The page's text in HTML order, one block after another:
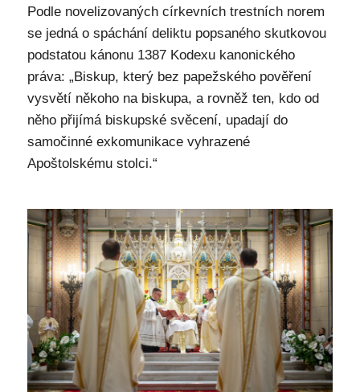
Podle novelizovaných církevních trestních norem
se jedná o spáchání deliktu popsaného skutkovou
podstatou kánonu 1387 Kodexu kanonického
práva: „Biskup, který bez papežského pověření
vysvětí někoho na biskupa, a rovněž ten, kdo od
něho přijímá biskupské svěcení, upadají do
samočinné exkomunikace vyhrazené
Apoštolskému stolci.“